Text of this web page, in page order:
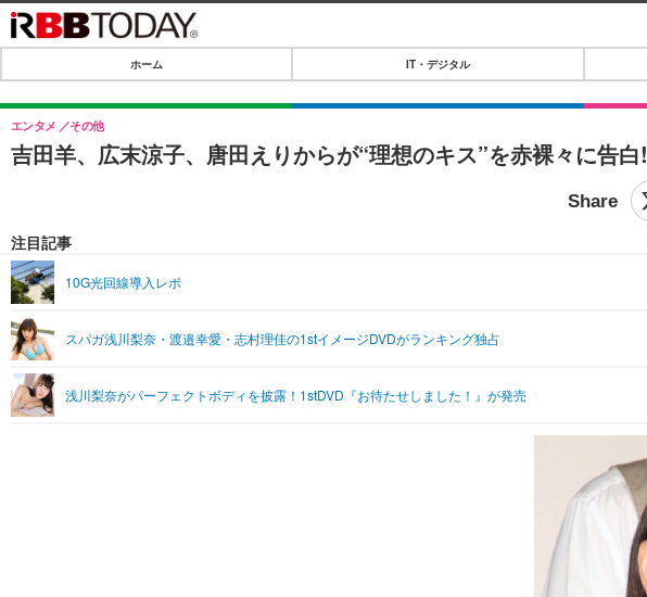
IT・デジタル
IT・デジタルTOP
SPEED TEST
音楽
ライフ
ペット
その他
リリース一覧
プッシュ通知の停止方法
ホーム IT・デジタル
吉田羊、広末涼子、唐田えりからが“理想のキス”を赤裸々に告白!
エンタメ その他
注目記事
10G光回線導入レポ
スパガ浅川梨奈・渡邉幸愛・志村理佳の1stイメージDVDがランキング独占
浅川梨奈がパーフェクトボディを披露！1stDVD『お待たせしました！』が発売